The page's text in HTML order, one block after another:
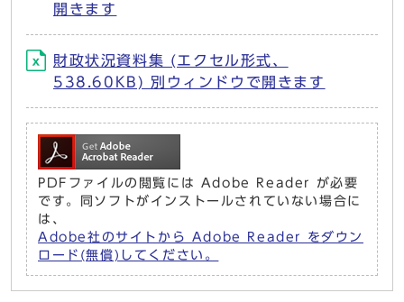
開きます
財政状況資料集 (エクセル形式、
538.60KB) 別ウィンドウで開きます
PDFファイルの閲覧には Adobe Reader が必要
です。同ソフトがインストールされていない場合に
は、
Adobe社のサイトから Adobe Reader をダウン
ロード(無償)してください。